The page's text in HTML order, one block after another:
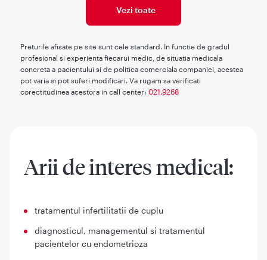
Vezi toate
Preturile afisate pe site sunt cele standard. In functie de gradul
profesional si experienta fiecarui medic, de situatia medicala
concreta a pacientului si de politica comerciala companiei, acestea
pot varia si pot suferi modificari. Va rugam sa verificati
corectitudinea acestora in call center: 021.9268
Arii de interes medical:
tratamentul infertilitatii de cuplu
diagnosticul, managementul si tratamentul
pacientelor cu endometrioza